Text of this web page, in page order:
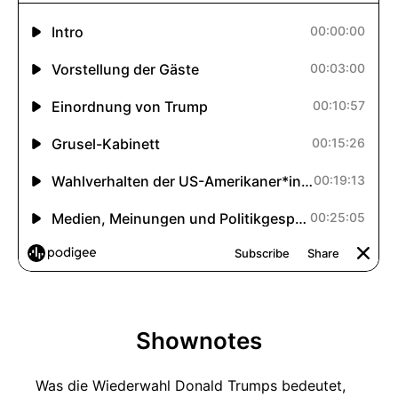
Shownotes
Was die Wiederwahl Donald Trumps bedeutet,